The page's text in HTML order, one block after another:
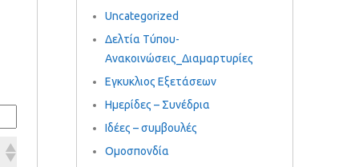
Uncategorized
Δελτία Τύπου-
Ανακοινώσεις_Διαμαρτυρίες
Εγκυκλιος Εξετάσεων
Ημερίδες – Συνέδρια
Ιδέες – συμβουλές
Ομοσπονδία